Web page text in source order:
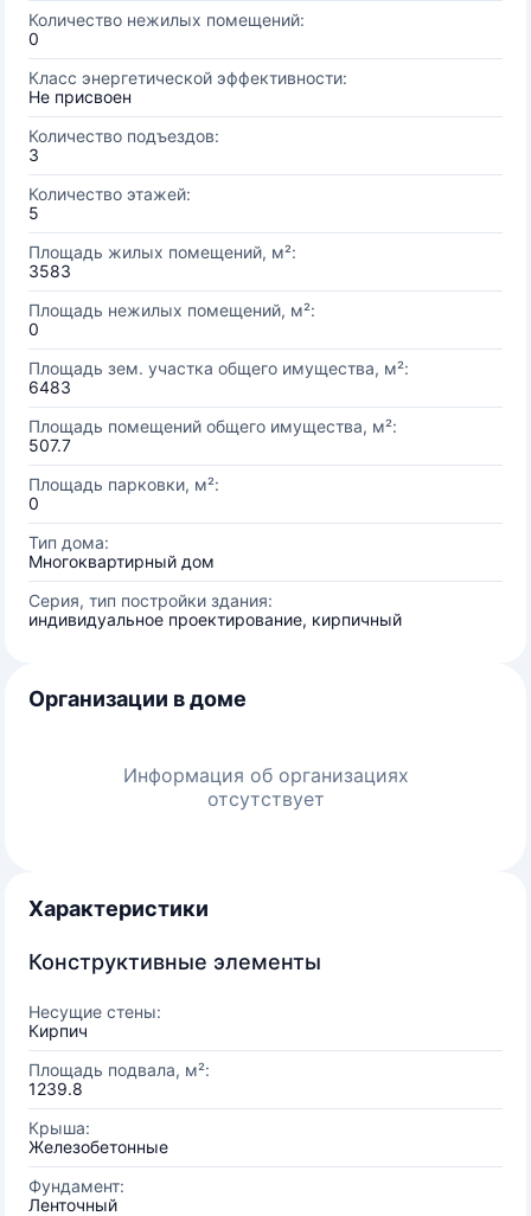
Количество нежилых помещений:
0
Класс энергетической эффективности:
Не присвоен
Количество подъездов:
3
Количество этажей:
5
Площадь жилых помещений, м²:
3583
Площадь нежилых помещений, м²:
0
Площадь зем. участка общего имущества, м²:
6483
Площадь помещений общего имущества, м²:
507.7
Площадь парковки, м²:
0
Тип дома:
Многоквартирный дом
Серия, тип постройки здания:
индивидуальное проектирование, кирпичный
Организации в доме
Информация об организациях
отсутствует
Характеристики
Конструктивные элементы
Несущие стены:
Кирпич
Площадь подвала, м²:
1239.8
Крыша:
Железобетонные
Фундамент:
Ленточный